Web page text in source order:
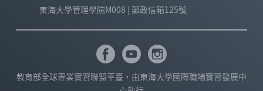
東海大學管理學院M008 | 郵政信箱125號
教育部全球專業實習聯盟平臺，由東海大學國際職場實習發展中